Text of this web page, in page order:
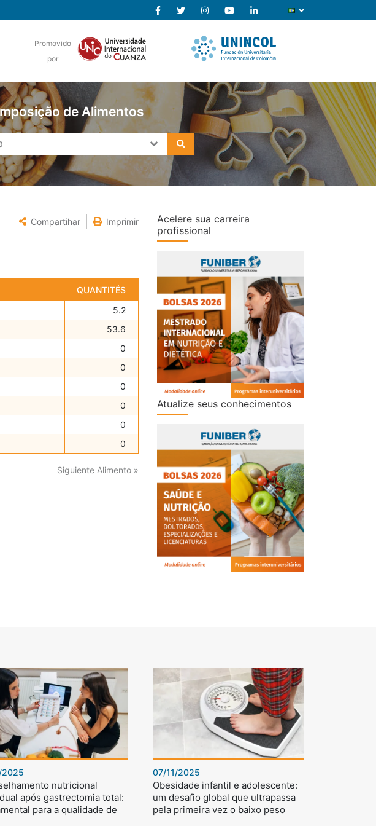
Promovido
por
de Alimentos
Compartihar Imprimir
QUANTITÉS
5.2
53.6
0
0
0
0
0
0
Siguiente Alimento »
Acelere sua carreira
profissional
Atualize seus conhecimentos
2025
nutricional
após gastrectomia total:
para a qualidade de
07/11/2025
Obesidade infantil e adolescente:
um desafio global que ultrapassa
pela primeira vez o baixo peso